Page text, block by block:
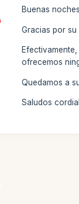
Buenas
Gracias por
ofrecemos
Quedamos a
Saludos